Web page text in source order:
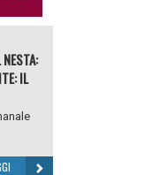
IL